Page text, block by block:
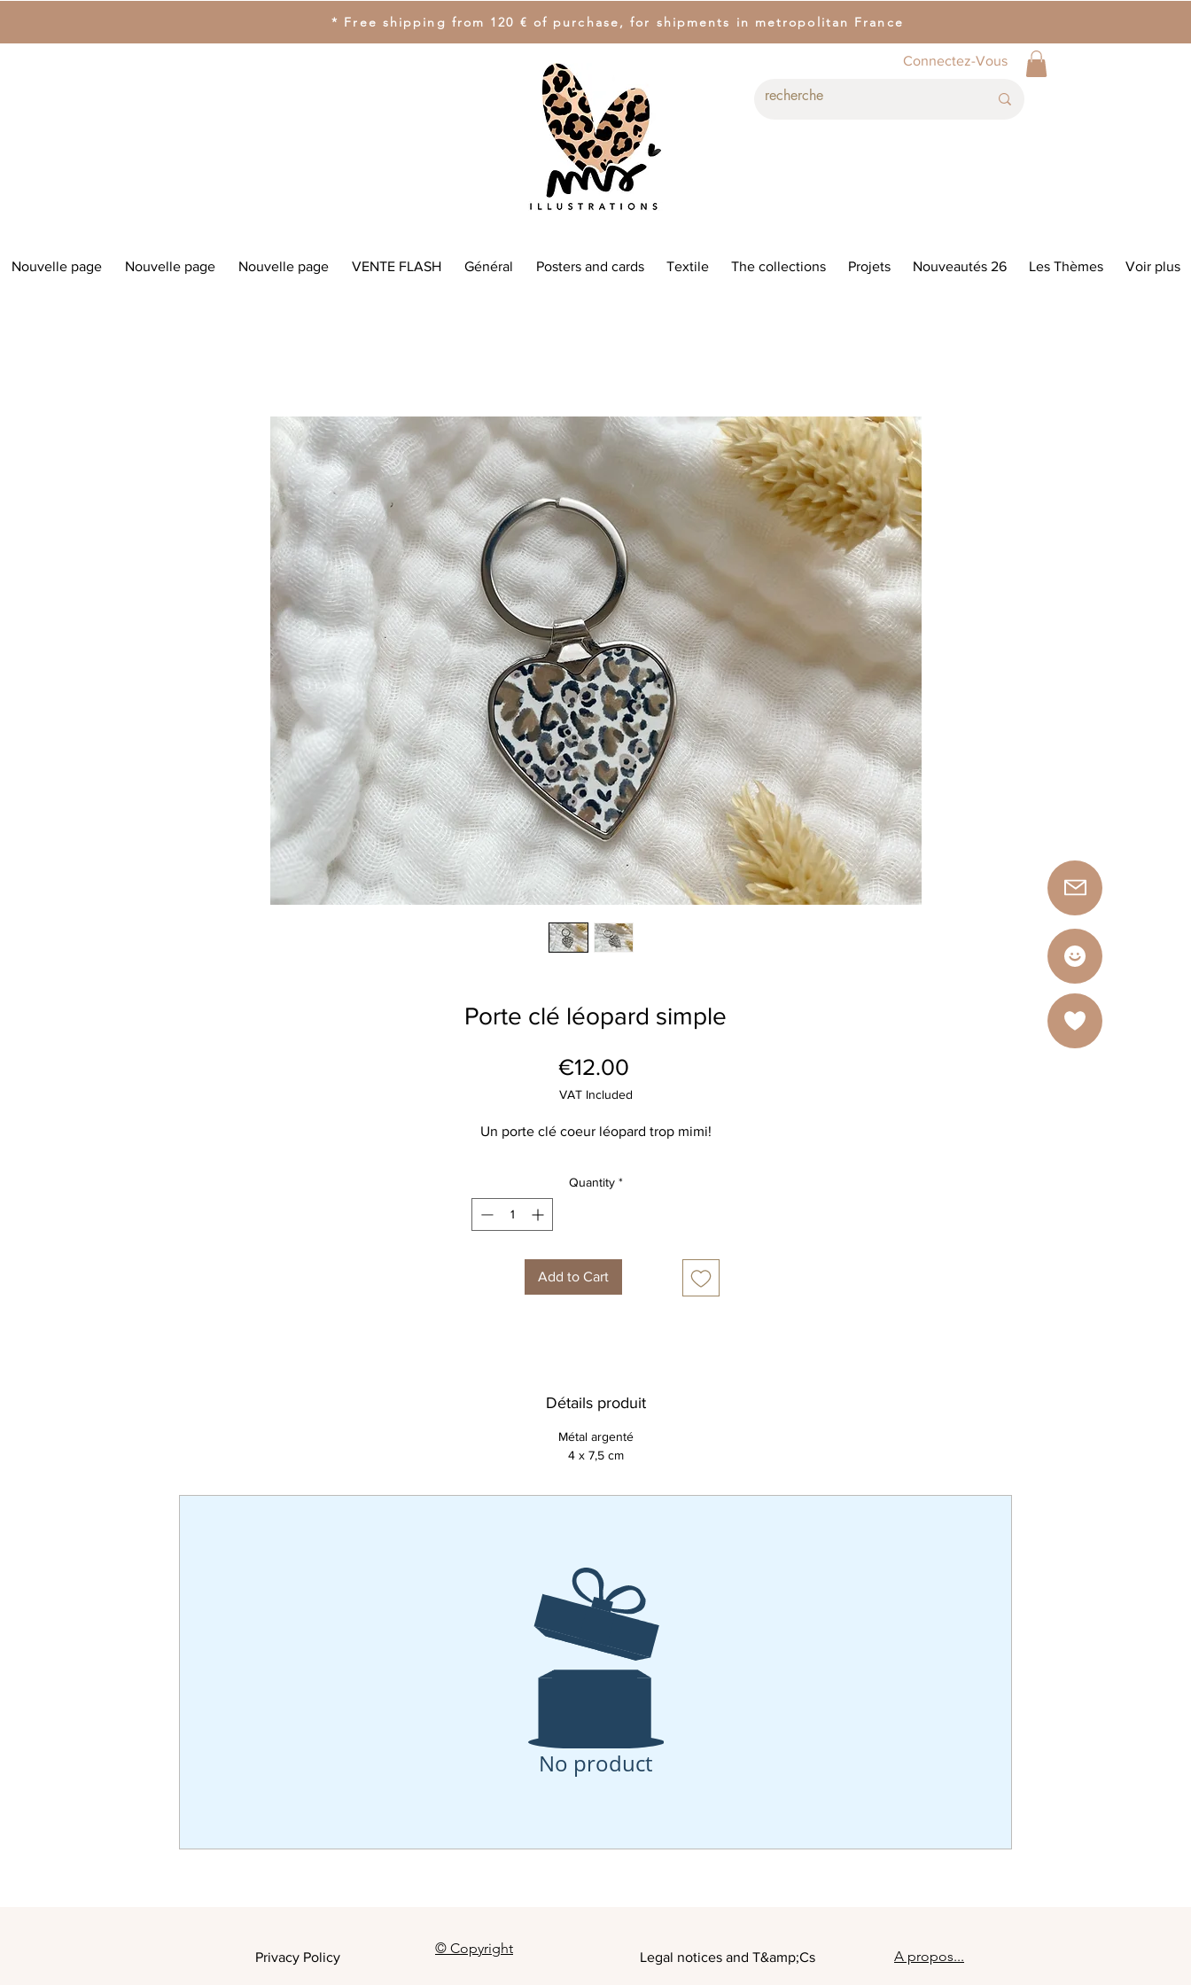
* Free shipping from 120 € of purchase, for shipments in metropolitan France
Connectez-Vous
Nouvelle page Nouvelle page Nouvelle page VENTE FLASH Général Posters and cards Textile The collections Projets Nouveautés 26 Les Thèmes Voir plus
Porte clé léopard simple
€12.00Price
VAT Included
Un porte clé coeur léopard trop mimi!
Quantity *
Add to Cart
Détails produit
Métal argenté
4 x 7,5 cm
No product
Privacy Policy
© Copyright
Legal notices and T&amp;Cs A propos...